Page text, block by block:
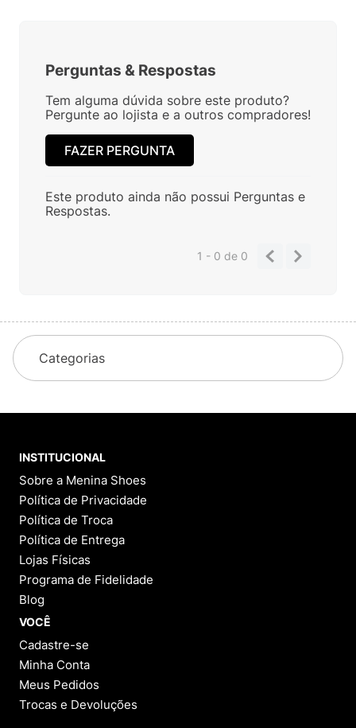
Perguntas & Respostas
Tem alguma dúvida sobre este produto?
Pergunte ao lojista e a outros compradores!
FAZER PERGUNTA
Este produto ainda não possui Perguntas e
Respostas.
1 - 0de 0
Categorias
INSTITUCIONAL
Sobre a Menina Shoes
Política de Privacidade
Política de Troca
Política de Entrega
Lojas Físicas
Programa de Fidelidade
Blog
VOCÊ
Cadastre-se
Minha Conta
Meus Pedidos
Trocas e Devoluções